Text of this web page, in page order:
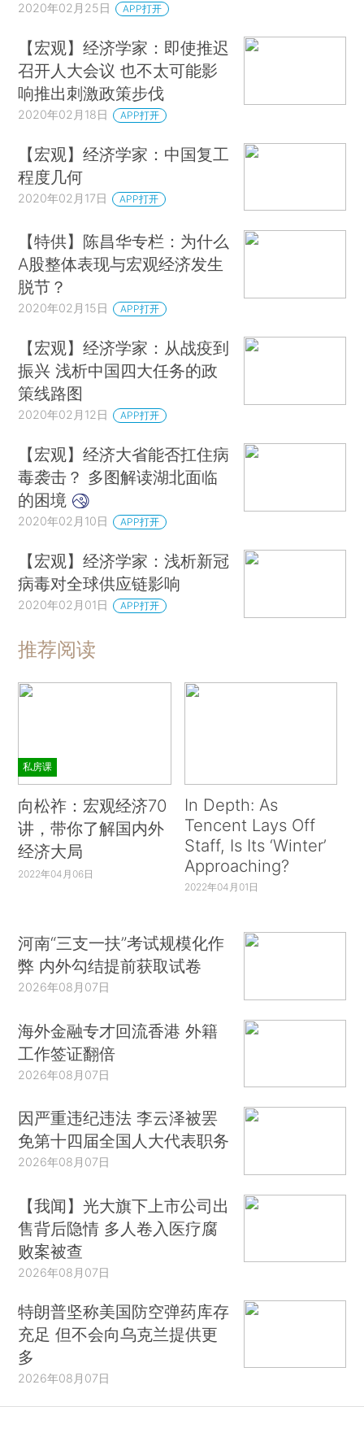
2020年02月25日 APP打开
【宏观】经济学家：即使推迟
召开人大会议 也不太可能影
响推出刺激政策步伐
2020年02月18日 APP打开
【宏观】经济学家：中国复工
程度几何
2020年02月17日 APP打开
【特供】陈昌华专栏：为什么
A股整体表现与宏观经济发生
脱节？
2020年02月15日 APP打开
【宏观】经济学家：从战疫到
振兴 浅析中国四大任务的政
策线路图
2020年02月12日 APP打开
【宏观】经济大省能否扛住病
毒袭击？ 多图解读湖北面临
的困境
2020年02月10日 APP打开
【宏观】经济学家：浅析新冠
病毒对全球供应链影响
2020年02月01日 APP打开
推荐阅读
私房课
向松祚：宏观经济70
讲，带你了解国内外
经济大局
2022年04月06日
In Depth: As
Tencent Lays Off
Staff, Is Its ‘Winter’
Approaching?
2022年04月01日
河南“三支一扶”考试规模化作
弊 内外勾结提前获取试卷
2026年08月07日
海外金融专才回流香港 外籍
工作签证翻倍
2026年08月07日
因严重违纪违法 李云泽被罢
免第十四届全国人大代表职务
2026年08月07日
【我闻】光大旗下上市公司出
售背后隐情 多人卷入医疗腐
败案被查
2026年08月07日
特朗普坚称美国防空弹药库存
充足 但不会向乌克兰提供更
多
2026年08月07日